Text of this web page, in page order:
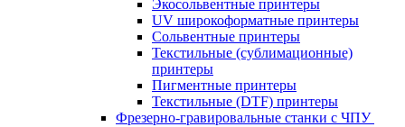
Экосольвентные принтеры
UV широкоформатные принтеры
Сольвентные принтеры
Текстильные (сублимационные)
принтеры
Пигментные принтеры
Текстильные (DTF) принтеры
Фрезерно-гравировальные станки с ЧПУ